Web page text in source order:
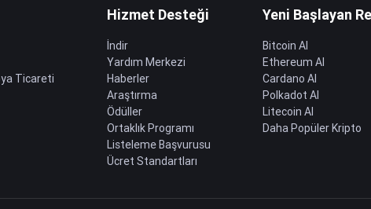
Ticareti
Hizmet Desteği
İndir
Yardım Merkezi
Haberler
Araştırma
Ödüller
Ortaklık Programı
Listeleme Başvurusu
Ücret Standartları
Yeni Başlayan
Bitcoin Al
Ethereum Al
Cardano Al
Polkadot Al
Litecoin Al
Daha Popüler Kripto